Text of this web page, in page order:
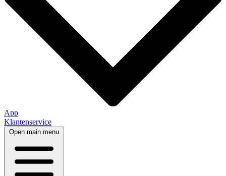
App
Klantenservice
Open main menu